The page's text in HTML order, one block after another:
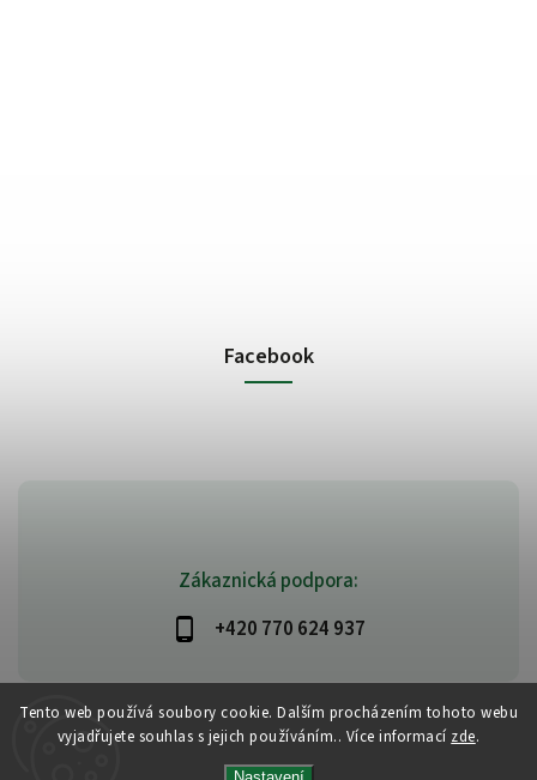
Tento web používá soubory cookie. Dalším procházením tohoto webu
vyjadřujete souhlas s jejich používáním.. Více informací zde.
Zákaznická podpora:
+420 770 624 937
Facebook
Copyright 2026PlanetAyurveda. Všechna práva vyhrazena.
| DesignShoptak.cz